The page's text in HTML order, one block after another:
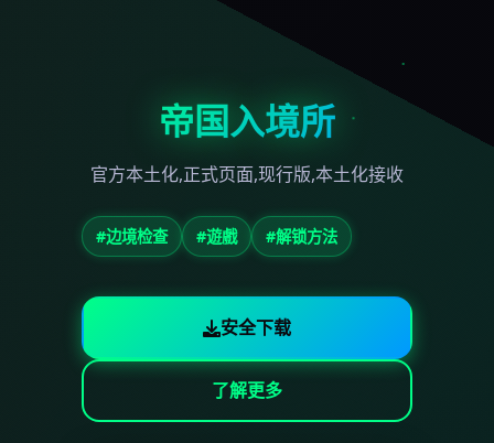
帝国入境所
官方本土化,正式页面,现行版,本土化接收
#边境检查 #遊戲 #解锁方法
安全下载
了解更多